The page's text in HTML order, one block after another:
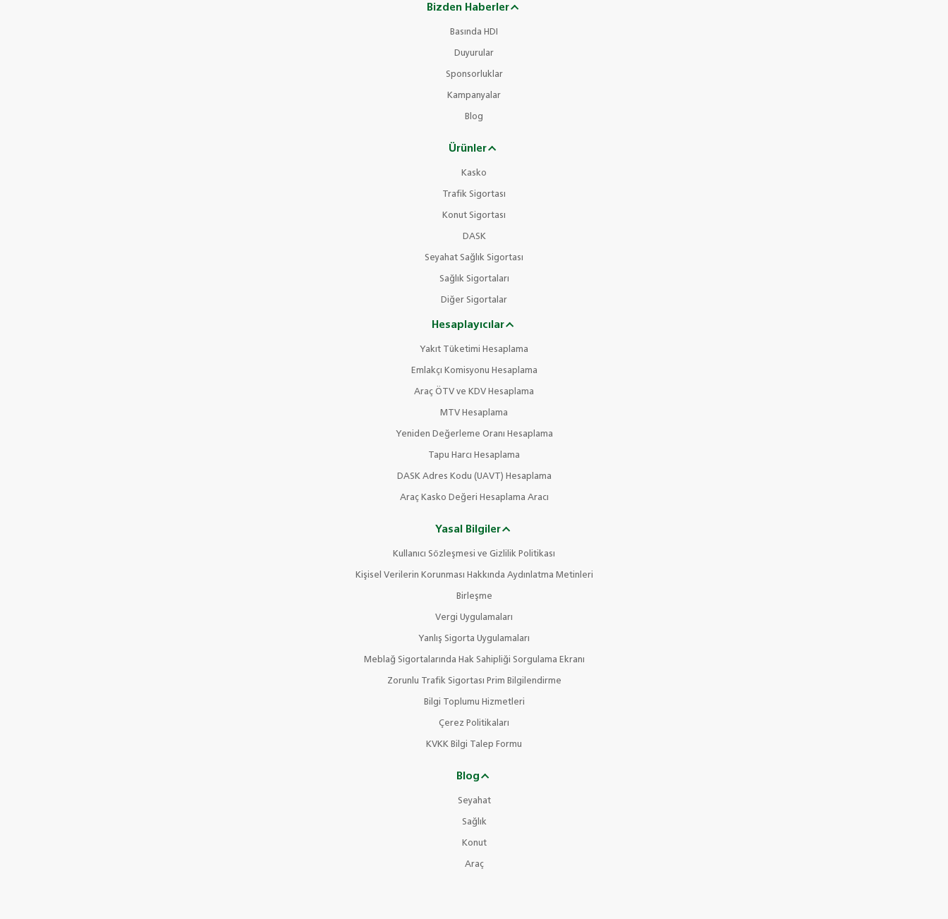
Bizden Haberler
Basında HDI
Duyurular
Sponsorluklar
Kampanyalar
Blog
Ürünler
Kasko
Trafik Sigortası
Konut Sigortası
DASK
Seyahat Sağlık Sigortası
Sağlık Sigortaları
Diğer Sigortalar
Hesaplayıcılar
Yakıt Tüketimi Hesaplama
Emlakçı Komisyonu Hesaplama
Araç ÖTV ve KDV Hesaplama
MTV Hesaplama
Yeniden Değerleme Oranı Hesaplama
Tapu Harcı Hesaplama
DASK Adres Kodu (UAVT) Hesaplama
Araç Kasko Değeri Hesaplama Aracı
Yasal Bilgiler
Kullanıcı Sözleşmesi ve Gizlilik Politikası
Kişisel Verilerin Korunması Hakkında Aydınlatma Metinleri
Birleşme
Vergi Uygulamaları
Yanlış Sigorta Uygulamaları
Meblağ Sigortalarında Hak Sahipliği Sorgulama Ekranı
Zorunlu Trafik Sigortası Prim Bilgilendirme
Bilgi Toplumu Hizmetleri
Çerez Politikaları
KVKK Bilgi Talep Formu
Blog
Seyahat
Sağlık
Konut
Araç